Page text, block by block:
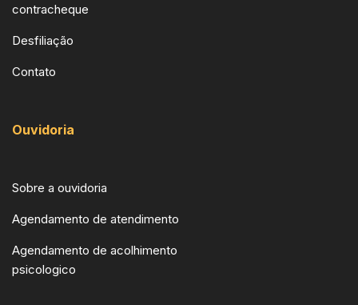
contracheque
Desfiliação
Contato
Ouvidoria
Sobre a ouvidoria
Agendamento de atendimento
Agendamento de acolhimento
psicologico